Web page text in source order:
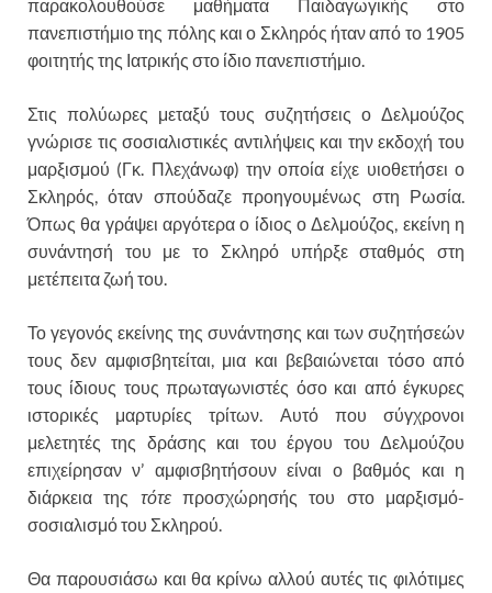
παρακολουθούσε μαθήματα Παιδαγωγικής στο
πανεπιστήμιο της πόλης και ο Σκληρός ήταν από το 1905
φοιτητής της Ιατρικής στο ίδιο πανεπιστήμιο.
Στις πολύωρες μεταξύ τους συζητήσεις ο Δελμούζος
γνώρισε τις σοσιαλιστικές αντιλήψεις και την εκδοχή του
μαρξισμού (Γκ. Πλεχάνωφ) την οποία είχε υιοθετήσει ο
Σκληρός, όταν σπούδαζε προηγουμένως στη Ρωσία.
Όπως θα γράψει αργότερα ο ίδιος ο Δελμούζος, εκείνη η
συνάντησή του με το Σκληρό υπήρξε σταθμός στη
μετέπειτα ζωή του.
Το γεγονός εκείνης της συνάντησης και των συζητήσεών
τους δεν αμφισβητείται, μια και βεβαιώνεται τόσο από
τους ίδιους τους πρωταγωνιστές όσο και από έγκυρες
ιστορικές μαρτυρίες τρίτων. Αυτό που σύγχρονοι
μελετητές της δράσης και του έργου του Δελμούζου
επιχείρησαν ν’ αμφισβητήσουν είναι ο βαθμός και η
διάρκεια της τότεπροσχώρησής του στο μαρξισμό-
σοσιαλισμό του Σκληρού.
Θα παρουσιάσω και θα κρίνω αλλού αυτές τις φιλότιμες